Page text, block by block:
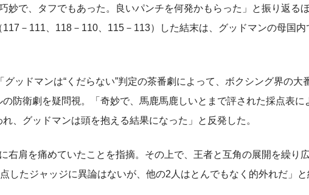
で、タフでもあった。良いパンチを何発かもらった」と振り返る
－111、118－110、115－113）した結末は、グッドマンの母国内
ッドマンは“くだらない”判定の茶番劇によって、ボクシング界の大
防衛劇を疑問視。「奇妙で、馬鹿馬鹿しいとまで評された採点表に
、グッドマンは頭を抱える結果になった」と反発した。
肩を痛めていたことを指摘。その上で、王者と互角の展開を繰り
したジャッジに異論はないが、他の2人はとんでもなく的外れだ」と